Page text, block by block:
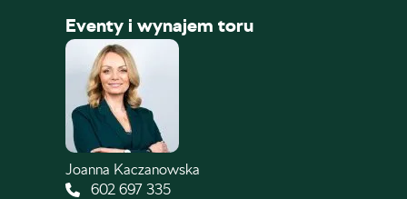
Eventy i wynajem toru
Joanna Kaczanowska
602 697 335